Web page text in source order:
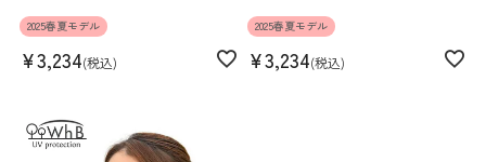
2025春夏モデル
¥3,234 税込
2025春夏モデル
¥3,234 税込